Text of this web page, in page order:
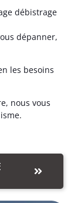
débistrage
dépanner,
les besoins
nous vous